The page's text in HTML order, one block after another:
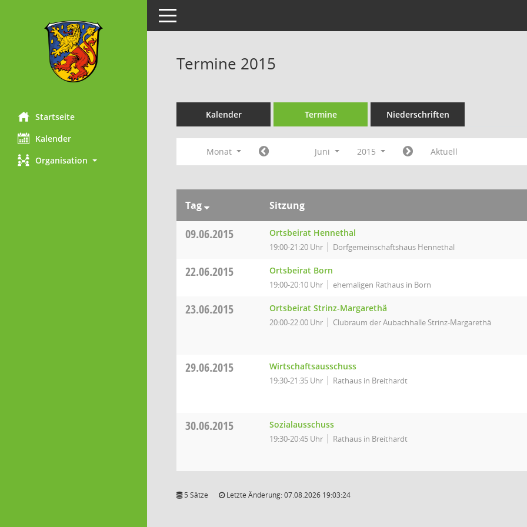
Startseite
Kalender
Organisation
Toggle navigation
Termine 2015
Kalender Termine Niederschriften
Monat Juni 2015 Aktuell
Tag Sitzung
09.06.2015 Ortsbeirat Hennethal
19:00-21:20 Uhr Dorfgemeinschaftshaus Hennethal
22.06.2015 Ortsbeirat Born
19:00-20:10 Uhr ehemaligen Rathaus in Born
23.06.2015 Ortsbeirat Strinz-Margarethä
20:00-22:00 Uhr Clubraum der Aubachhalle Strinz-Margarethä
29.06.2015 Wirtschaftsausschuss
19:30-21:35 Uhr Rathaus in Breithardt
30.06.2015 Sozialausschuss
19:30-20:45 Uhr Rathaus in Breithardt
5 Sätze Letzte Änderung: 07.08.2026 19:03:24